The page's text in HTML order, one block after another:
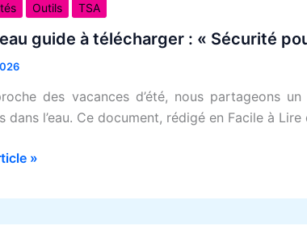
Outils TSA
guide à télécharger : « Sécurité
des vacances d’été, nous partageons
dans l’eau. Ce document, rédigé en Facile à
»